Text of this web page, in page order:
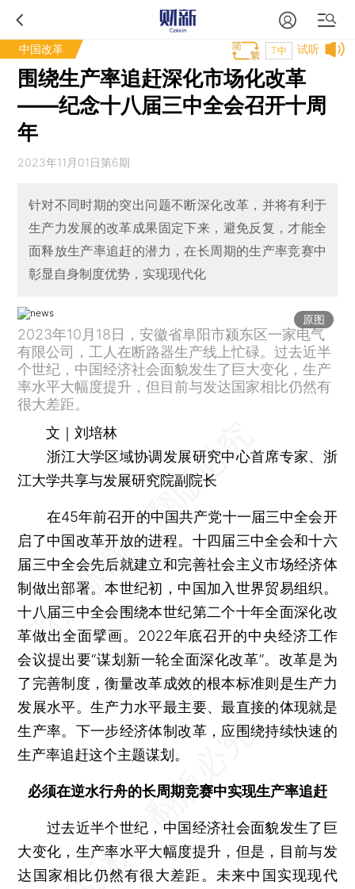
中国改革 试听
T中
围绕生产率追赶深化市场化改革
——纪念十八届三中全会召开十周
年
2023年11月01日第6期
针对不同时期的突出问题不断深化改革，并将有利于
生产力发展的改革成果固定下来，避免反复，才能全
面释放生产率追赶的潜力，在长周期的生产率竞赛中
彰显自身制度优势，实现现代化
原图
2023年10月18日，安徽省阜阳市颍东区一家电气
有限公司，工人在断路器生产线上忙碌。过去近半
个世纪，中国经济社会面貌发生了巨大变化，生产
率水平大幅度提升，但目前与发达国家相比仍然有
很大差距。
文｜刘培林
浙江大学区域协调发展研究中心首席专家、浙
江大学共享与发展研究院副院长
在45年前召开的中国共产党十一届三中全会开
启了中国改革开放的进程。十四届三中全会和十六
届三中全会先后就建立和完善社会主义市场经济体
制做出部署。本世纪初，中国加入世界贸易组织。
十八届三中全会围绕本世纪第二个十年全面深化改
革做出全面擘画。2022年底召开的中央经济工作
会议提出要“谋划新一轮全面深化改革”。改革是为
了完善制度，衡量改革成效的根本标准则是生产力
发展水平。生产力水平最主要、最直接的体现就是
生产率。下一步经济体制改革，应围绕持续快速的
生产率追赶这个主题谋划。
必须在逆水行舟的长周期竞赛中实现生产率追赶
过去近半个世纪，中国经济社会面貌发生了巨
大变化，生产率水平大幅度提升，但是，目前与发
达国家相比仍然有很大差距。未来中国实现现代